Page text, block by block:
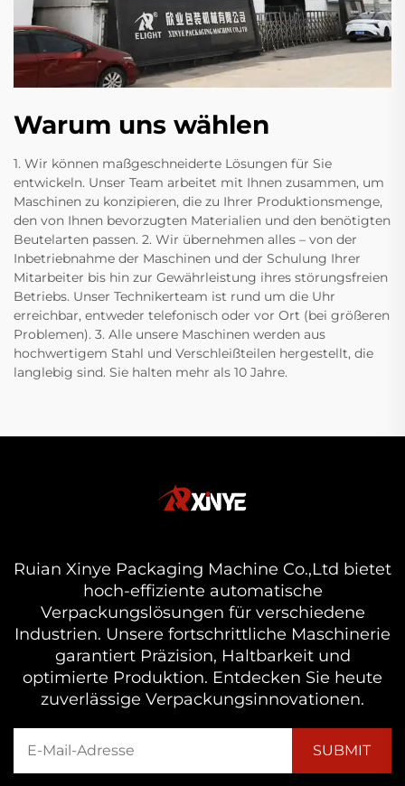
Warum uns wählen
1. Wir können maßgeschneiderte Lösungen für Sie
entwickeln. Unser Team arbeitet mit Ihnen zusammen, um
Maschinen zu konzipieren, die zu Ihrer Produktionsmenge,
den von Ihnen bevorzugten Materialien und den benötigten
Beutelarten passen. 2. Wir übernehmen alles – von der
Inbetriebnahme der Maschinen und der Schulung Ihrer
Mitarbeiter bis hin zur Gewährleistung ihres störungsfreien
Betriebs. Unser Technikerteam ist rund um die Uhr
erreichbar, entweder telefonisch oder vor Ort (bei größeren
Problemen). 3. Alle unsere Maschinen werden aus
hochwertigem Stahl und Verschleißteilen hergestellt, die
langlebig sind. Sie halten mehr als 10 Jahre.
Ruian Xinye Packaging Machine Co.,Ltd bietet
hoch-effiziente automatische
Verpackungslösungen für verschiedene
Industrien. Unsere fortschrittliche Maschinerie
garantiert Präzision, Haltbarkeit und
optimierte Produktion. Entdecken Sie heute
zuverlässige Verpackungsinnovationen.